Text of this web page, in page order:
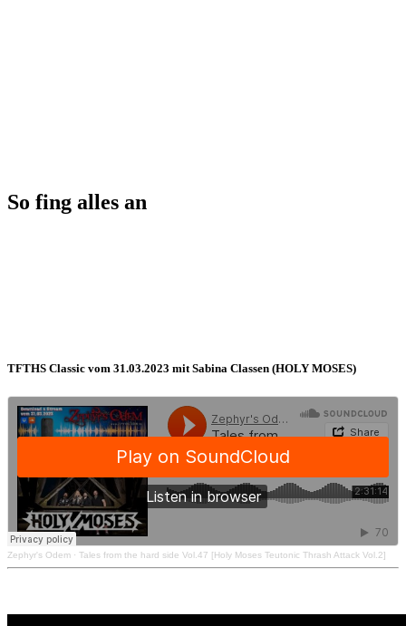
So fing alles an
TFTHS Classic vom 31.03.2023 mit Sabina Classen (HOLY MOSES)
Zephyr's Odem · Tales from the hard side Vol.47 [Holy Moses Teutonic Thrash Attack Vol.2]